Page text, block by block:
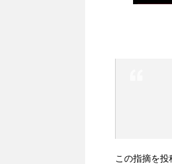
この指摘を